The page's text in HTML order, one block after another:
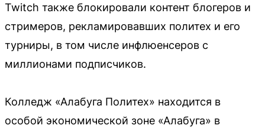
Twitch также блокировали контент блогеров и
стримеров, рекламировавших политех и его
турниры, в том числе инфлюенсеров с
миллионами подписчиков.
Колледж «Алабуга Политех» находится в
особой экономической зоне «Алабуга» в